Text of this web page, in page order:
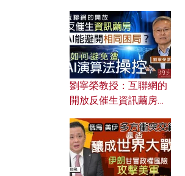
劉寧榮教授：互聯網的
開放反催生資訊繭房，
何避免遭AI演算法操
控？